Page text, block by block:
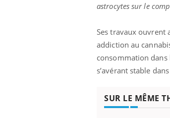
astrocytes sur le
Ses travaux ouvrent
addiction au
consommation dans
s’avérant stable
SUR LE MÊME